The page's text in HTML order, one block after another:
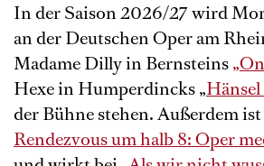
In der Saison 2026/27 wird
an der Deutschen Oper am
Madame Dilly in Bernsteins
Hexe in Humperdincks „
der Bühne stehen. Außerdem ist
Rendezvous um halb 8: Oper